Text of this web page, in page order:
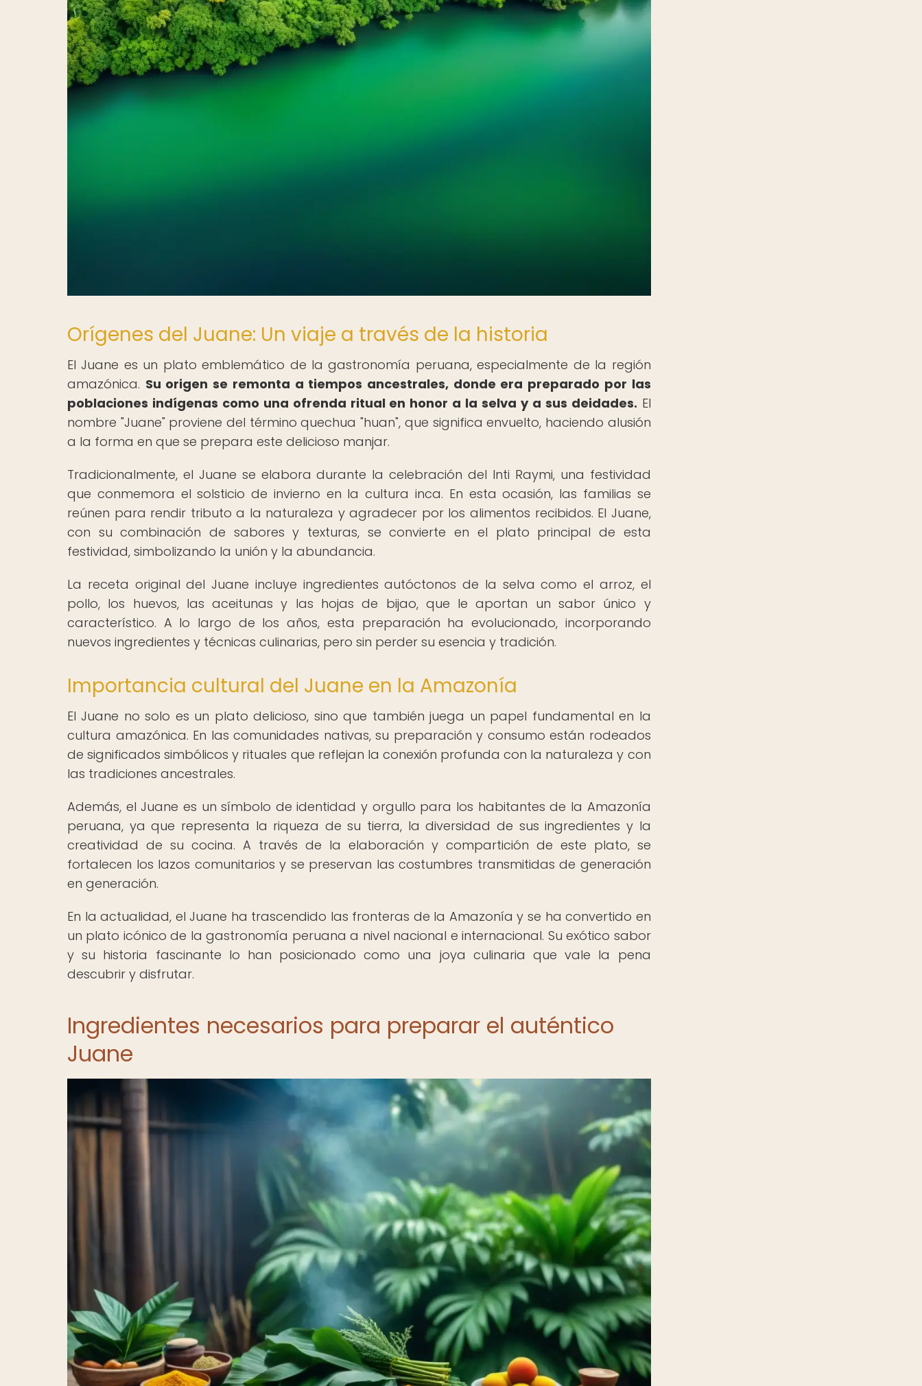
Orígenes del Juane: Un viaje a través de la historia
El Juane es un plato emblemático de la gastronomía peruana, especialmente de la región
amazónica. Su origen se remonta a tiempos ancestrales, donde era preparado por las
poblaciones indígenas como una ofrenda ritual en honor a la selva y a sus deidades. El
nombre "Juane" proviene del término quechua "huan", que significa envuelto, haciendo alusión
a la forma en que se prepara este delicioso manjar.
Tradicionalmente, el Juane se elabora durante la celebración del Inti Raymi, una festividad
que conmemora el solsticio de invierno en la cultura inca. En esta ocasión, las familias se
reúnen para rendir tributo a la naturaleza y agradecer por los alimentos recibidos. El Juane,
con su combinación de sabores y texturas, se convierte en el plato principal de esta
festividad, simbolizando la unión y la abundancia.
La receta original del Juane incluye ingredientes autóctonos de la selva como el arroz, el
pollo, los huevos, las aceitunas y las hojas de bijao, que le aportan un sabor único y
característico. A lo largo de los años, esta preparación ha evolucionado, incorporando
nuevos ingredientes y técnicas culinarias, pero sin perder su esencia y tradición.
Importancia cultural del Juane en la Amazonía
El Juane no solo es un plato delicioso, sino que también juega un papel fundamental en la
cultura amazónica. En las comunidades nativas, su preparación y consumo están rodeados
de significados simbólicos y rituales que reflejan la conexión profunda con la naturaleza y con
las tradiciones ancestrales.
Además, el Juane es un símbolo de identidad y orgullo para los habitantes de la Amazonía
peruana, ya que representa la riqueza de su tierra, la diversidad de sus ingredientes y la
creatividad de su cocina. A través de la elaboración y compartición de este plato, se
fortalecen los lazos comunitarios y se preservan las costumbres transmitidas de generación
en generación.
En la actualidad, el Juane ha trascendido las fronteras de la Amazonía y se ha convertido en
un plato icónico de la gastronomía peruana a nivel nacional e internacional. Su exótico sabor
y su historia fascinante lo han posicionado como una joya culinaria que vale la pena
descubrir y disfrutar.
Ingredientes necesarios para preparar el auténtico
Juane